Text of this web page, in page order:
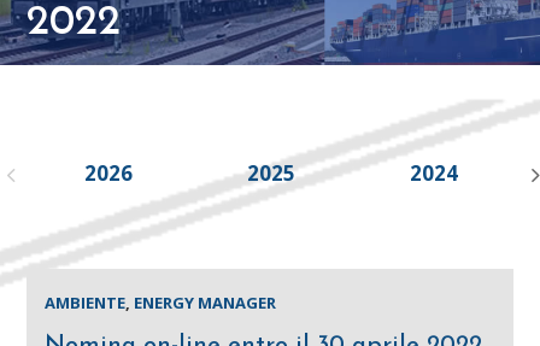
2022
2026 2025 2024
AMBIENTE, ENERGY MANAGER